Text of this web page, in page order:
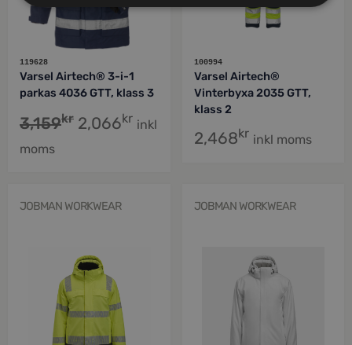
119628
Varsel Airtech® 3-i-1
parkas 4036 GTT, klass 3
3,159kr 2,066kr inkl
moms
100994
Varsel Airtech®
Vinterbyxa 2035 GTT,
klass 2
2,468kr inkl moms
JOBMAN WORKWEAR JOBMAN WORKWEAR